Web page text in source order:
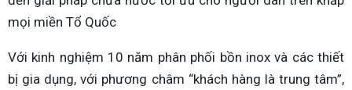
mọi miền Tổ Quốc
Với kinh nghiệm 10 năm phân phối bồn inox và các thiết
bị gia dụng, với phương châm “khách hàng là trung tâm”,